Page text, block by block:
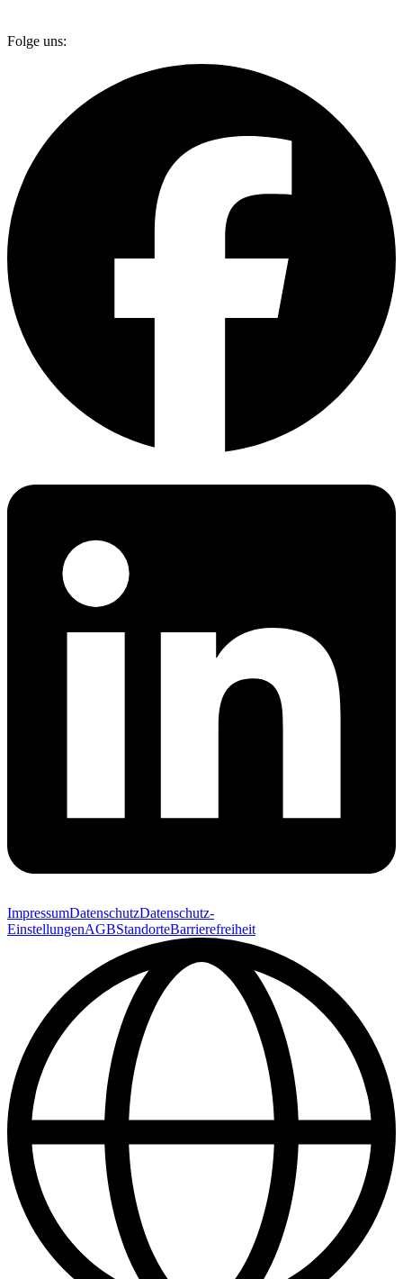
Folge uns:
ImpressumDatenschutzDatenschutz-
EinstellungenAGBStandorteBarrierefreiheit